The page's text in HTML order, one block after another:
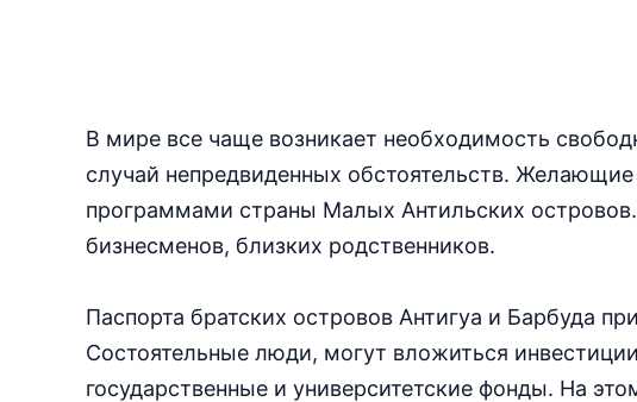
В мире все чаще возникает необходимость
случай непредвиденных обстоятельств.
программами страны Малых Антильских
бизнесменов, близких родственников.
Паспорта братских островов Антигуа и Барбуда
Состоятельные люди, могут вложиться
государственные и университетские фонды. На